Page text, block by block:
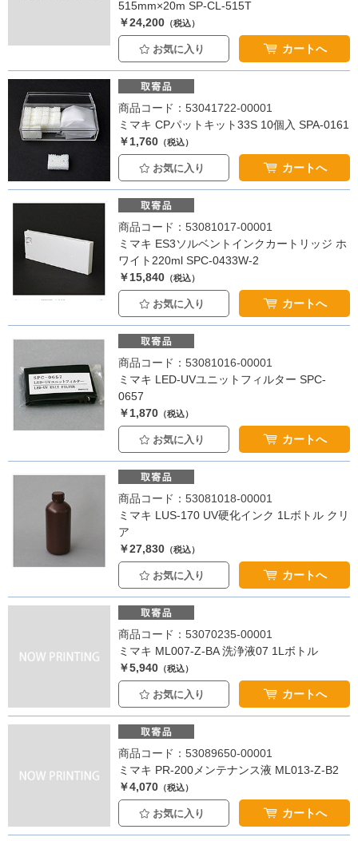
515mm×20m SP-CL-515T
￥24,200 （税込）
お気に入り カートへ
商品コード：53041722-00001
ミマキ CPパットキット33S 10個入 SPA-0161
￥1,760 （税込）
お気に入り カートへ
商品コード：53081017-00001
ミマキ ES3ソルベントインクカートリッジ ホ
ワイト220ml SPC-0433W-2
￥15,840 （税込）
お気に入り カートへ
商品コード：53081016-00001
ミマキ LED-UVユニットフィルター SPC-
0657
￥1,870 （税込）
お気に入り カートへ
商品コード：53081018-00001
ミマキ LUS-170 UV硬化インク 1Lボトル クリ
ア
￥27,830 （税込）
お気に入り カートへ
商品コード：53070235-00001
ミマキ ML007-Z-BA 洗浄液07 1Lボトル
￥5,940 （税込）
お気に入り カートへ
商品コード：53089650-00001
ミマキ PR-200メンテナンス液 ML013-Z-B2
￥4,070 （税込）
お気に入り カートへ